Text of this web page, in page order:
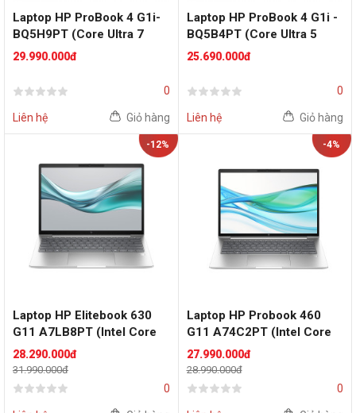
Laptop HP ProBook 4 G1i-
BQ5H9PT (Core Ultra 7
255H | 16GB | 512GB | Intel
Cảm ứng | Win 11 | Bạc)
29.990.000đ
0
Liên hệ Giỏ hàng
Laptop HP ProBook 4 G1i -
BQ5B4PT (Core Ultra 5
225H | 16GB | 512GB | Intel
Cảm ứng | Win 11 | Bạc)
25.690.000đ
0
Liên hệ Giỏ hàng
-12%
Laptop HP Elitebook 630
G11 A7LB8PT (Intel Core
Ultra 7 155U | Intel Graphics
| 16GB | 512GB | 13.3 inch
WUXGA | Cảm ứng | Win 11)
28.290.000đ
31.990.000đ
0
-4%
Laptop HP Probook 460
G11 A74C2PT (Intel Core
Ultra 7 155H | 16GB | 512GB
| Intel Arc | 16 inch WUXGA
| Win 11 | Bạc)
27.990.000đ
28.990.000đ
0